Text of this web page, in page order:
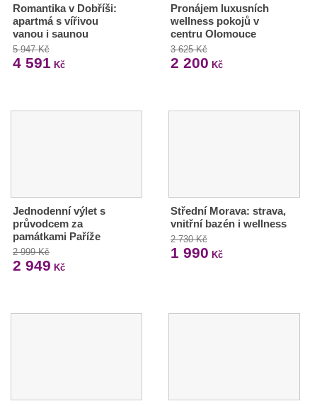
Romantika v Dobříši:
apartmá s vířivou
vanou i saunou
5 947 Kč
4 591 Kč
Pronájem luxusních
wellness pokojů v
centru Olomouce
3 625 Kč
2 200 Kč
Jednodenní výlet s
průvodcem za
památkami Paříže
2 999 Kč
2 949 Kč
Střední Morava: strava,
vnitřní bazén i wellness
2 730 Kč
1 990 Kč